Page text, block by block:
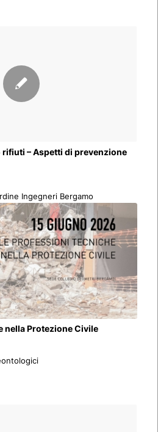
– Aspetti di prevenzione
Ingegneri Bergamo
nella Protezione Civile